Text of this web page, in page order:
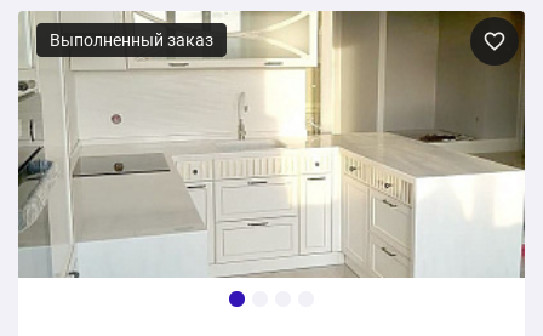
Прямая кухня
1 шт. 115600 ₽
Общая стоимость: 115600 ₽
Выполненный заказ